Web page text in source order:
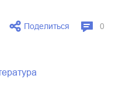
Поделиться 0